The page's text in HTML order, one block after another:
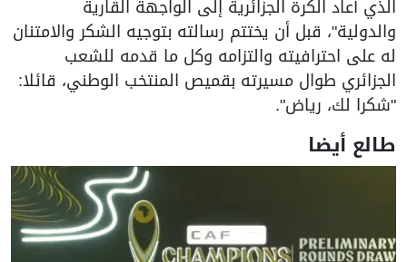
الذي أعاد الكرة الجزائرية إلى الواجهة القارية
والدولية"، قبل أن يختتم رسالته بتوجيه الشكر والامتنان
له على احترافيته والتزامه وكل ما قدمه للشعب
الجزائري طوال مسيرته بقميص المنتخب الوطني، قائلا:
"شكرا لك، رياض".
طالع أيضا